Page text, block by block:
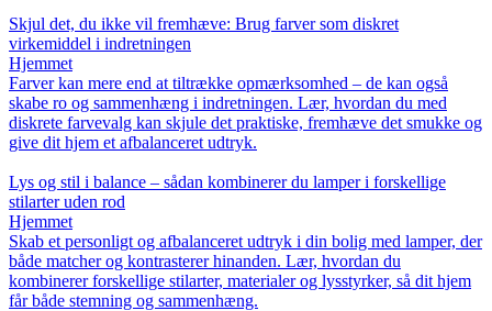
Skjul det, du ikke vil fremhæve: Brug farver som diskret
virkemiddel i indretningen
Hjemmet
Farver kan mere end at tiltrække opmærksomhed – de kan også
skabe ro og sammenhæng i indretningen. Lær, hvordan du med
diskrete farvevalg kan skjule det praktiske, fremhæve det smukke og
give dit hjem et afbalanceret udtryk.
Lys og stil i balance – sådan kombinerer du lamper i forskellige
stilarter uden rod
Hjemmet
Skab et personligt og afbalanceret udtryk i din bolig med lamper, der
både matcher og kontrasterer hinanden. Lær, hvordan du
kombinerer forskellige stilarter, materialer og lysstyrker, så dit hjem
får både stemning og sammenhæng.